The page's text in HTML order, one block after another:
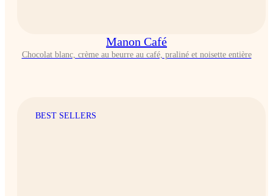
Manon Café
Chocolat blanc, crème au beurre au café, praliné et noisette entière
BEST SELLERS